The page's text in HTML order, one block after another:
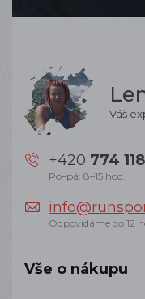
Váš
+420 774
Po–pá: 8–15 hod.
Odpovídáme do 12
Vše o nákupu